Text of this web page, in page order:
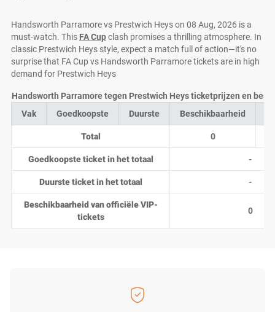
Handsworth Parramore vs Prestwich Heys on 08 Aug, 2026 is a
must-watch. This FA Cupclash promises a thrilling atmosphere. In
classic Prestwich Heys style, expect a match full of action—it's no
surprise that FA Cup vs Handsworth Parramore tickets are in high
demand for Prestwich Heys
Vak Goedkoopste Duurste Beschikbaarheid
Total 0
Goedkoopste ticket in het totaal -
Duurste ticket in het totaal -
Beschikbaarheid van officiële VIP-
tickets
0
Handsworth Parramore tegen Prestwich Heys ticketprijzen en